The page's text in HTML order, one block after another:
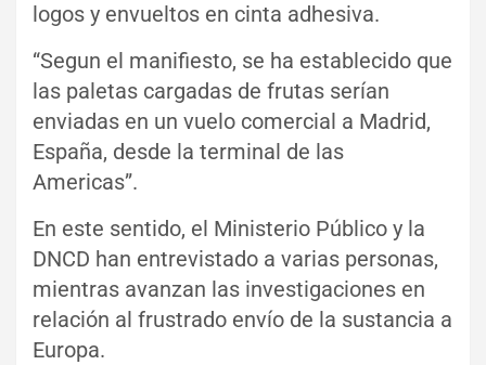
logos y envueltos en cinta adhesiva.
“Segun el manifiesto, se ha establecido que
las paletas cargadas de frutas serían
enviadas en un vuelo comercial a Madrid,
España, desde la terminal de las
Americas”.
En este sentido, el Ministerio Público y la
DNCD han entrevistado a varias personas,
mientras avanzan las investigaciones en
relación al frustrado envío de la sustancia a
Europa.